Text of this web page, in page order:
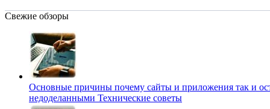
Свежие обзоры
Основные причины почему сайты и приложения так и
недоделанными Технические советы